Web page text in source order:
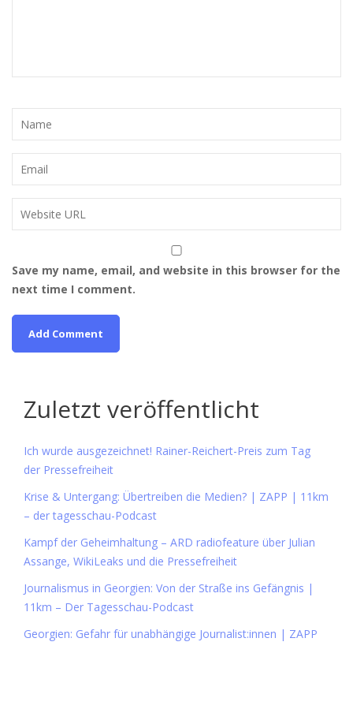
Save my name, email, and website in this browser for the
next time I comment.
Zuletzt veröffentlicht
Ich wurde ausgezeichnet! Rainer-Reichert-Preis zum Tag
der Pressefreiheit
Krise & Untergang: Übertreiben die Medien? | ZAPP | 11km
– der tagesschau-Podcast
Kampf der Geheimhaltung – ARD radiofeature über Julian
Assange, WikiLeaks und die Pressefreiheit
Journalismus in Georgien: Von der Straße ins Gefängnis |
11km – Der Tagesschau-Podcast
Georgien: Gefahr für unabhängige Journalist:innen | ZAPP